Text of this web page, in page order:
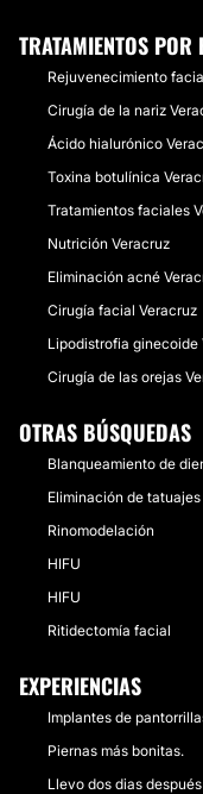
TRATAMIENTOS POR
Rejuvenecimiento
Cirugía de la nariz
Ácido hialurónico
Toxina botulínica
Tratamientos faciales
Nutrición Veracruz
Eliminación acné
Cirugía facial Veracruz
Lipodistrofia ginecoide
Cirugía de las orejas
OTRAS BÚSQUEDAS
Blanqueamiento de
Eliminación de tatuajes
Rinomodelación
HIFU
HIFU
Ritidectomía facial
EXPERIENCIAS
Implantes de
Piernas más bonitas.
Llevo dos dias